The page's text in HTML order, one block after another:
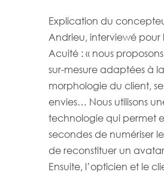
Explication du
Andrieu, interviewé pour
Acuité : « nous
sur-mesure adaptées à la
morphologie du client,
envies… Nous utilisons
technologie qui permet
secondes de numériser
de reconstituer un
Ensuite, l’opticien et le